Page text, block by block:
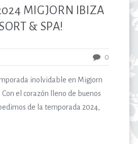
MIGJORN IBIZA
& SPA!
0
inolvidable en Migjorn
Con el corazón lleno de buenos
de la temporada 2024,